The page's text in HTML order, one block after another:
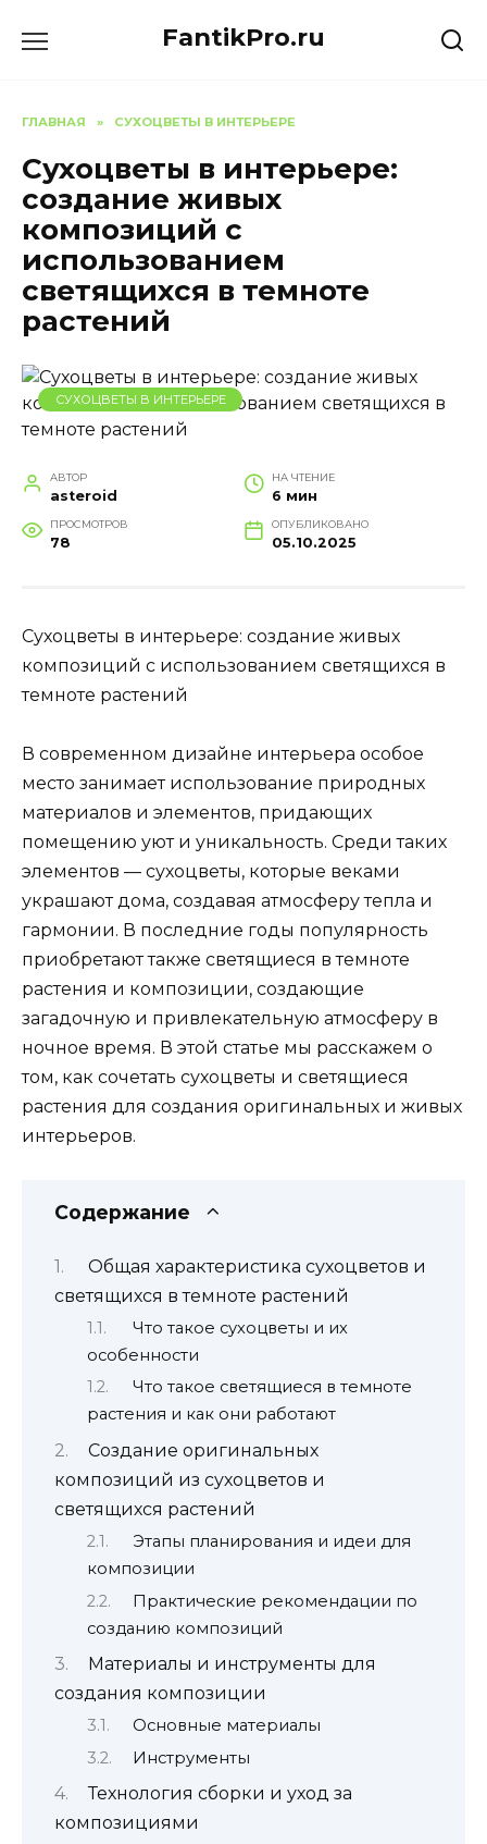
FantikPro.ru
ГЛАВНАЯ » СУХОЦВЕТЫ В ИНТЕРЬЕРЕ
Сухоцветы в интерьере:
создание живых
композиций с
использованием
светящихся в темноте
растений
СУХОЦВЕТЫ В ИНТЕРЬЕРЕ
АВТОР
asteroid
НА ЧТЕНИЕ
6 мин
ПРОСМОТРОВ
78
ОПУБЛИКОВАНО
05.10.2025
Сухоцветы в интерьере: создание живых
композиций с использованием светящихся в
темноте растений
В современном дизайне интерьера особое
место занимает использование природных
материалов и элементов, придающих
помещению уют и уникальность. Среди таких
элементов — сухоцветы, которые веками
украшают дома, создавая атмосферу тепла и
гармонии. В последние годы популярность
приобретают также светящиеся в темноте
растения и композиции, создающие
загадочную и привлекательную атмосферу в
ночное время. В этой статье мы расскажем о
том, как сочетать сухоцветы и светящиеся
растения для создания оригинальных и живых
интерьеров.
Содержание
Общая характеристика сухоцветов и
светящихся в темноте растений
Что такое сухоцветы и их
особенности
Что такое светящиеся в темноте
растения и как они работают
Создание оригинальных
композиций из сухоцветов и
светящихся растений
Этапы планирования и идеи для
композиции
Практические рекомендации по
созданию композиций
Материалы и инструменты для
создания композиции
Основные материалы
Инструменты
Технология сборки и уход за
композициями